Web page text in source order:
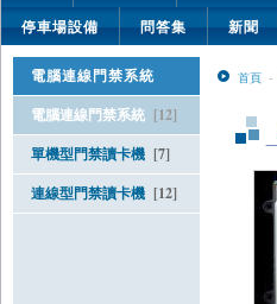
停車場設備
問答集 新聞
電腦連線門禁系統
電腦連線門禁系統 [12]
單機型門禁讀卡機 [7]
連線型門禁讀卡機 [12]
首頁 -